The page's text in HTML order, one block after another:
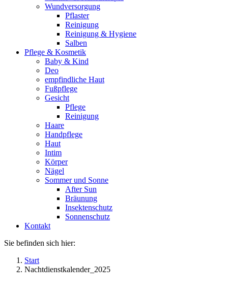
Wundversorgung
Pflaster
Reinigung
Reinigung & Hygiene
Salben
Pflege & Kosmetik
Baby & Kind
Deo
empfindliche Haut
Fußpflege
Gesicht
Pflege
Reinigung
Haare
Handpflege
Haut
Intim
Körper
Nägel
Sommer und Sonne
After Sun
Bräunung
Insektenschutz
Sonnenschutz
Kontakt
Sie befinden sich hier:
Start
Nachtdienstkalender_2025